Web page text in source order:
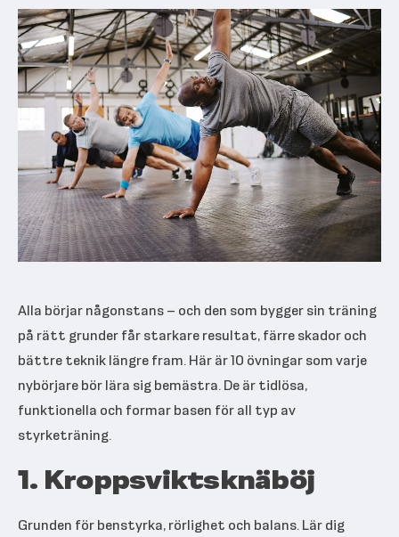
Alla börjar någonstans – och den som bygger sin träning
på rätt grunder får starkare resultat, färre skador och
bättre teknik längre fram. Här är 10 övningar som varje
nybörjare bör lära sig bemästra. De är tidlösa,
funktionella och formar basen för all typ av
styrketräning.
1. Kroppsviktsknäböj
Grunden för benstyrka, rörlighet och balans. Lär dig